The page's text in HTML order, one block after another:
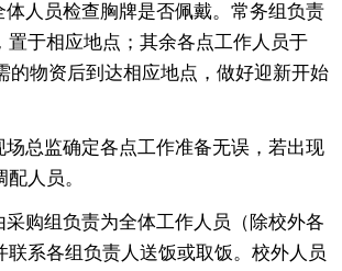
人员检查胸牌是否佩戴。常务组负责
置于相应地点；其余各点工作人员于
的物资后到达相应地点，做好迎新开始
总监确定各点工作准备无误，若出现
人员。
购组负责为全体工作人员（除校外各
联系各组负责人送饭或取饭。校外人员